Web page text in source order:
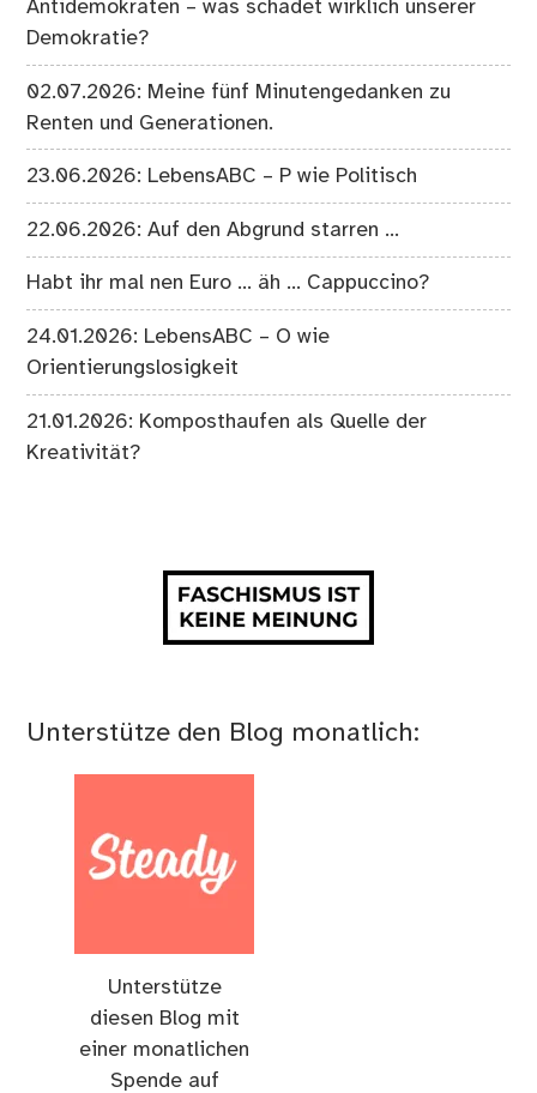
Antidemokraten – was schadet wirklich unserer
Demokratie?
02.07.2026: Meine fünf Minutengedanken zu
Renten und Generationen.
23.06.2026: LebensABC – P wie Politisch
22.06.2026: Auf den Abgrund starren …
Habt ihr mal nen Euro … äh … Cappuccino?
24.01.2026: LebensABC – O wie
Orientierungslosigkeit
21.01.2026: Komposthaufen als Quelle der
Kreativität?
Unterstütze den Blog monatlich:
Unterstütze
diesen Blog mit
einer monatlichen
Spende auf